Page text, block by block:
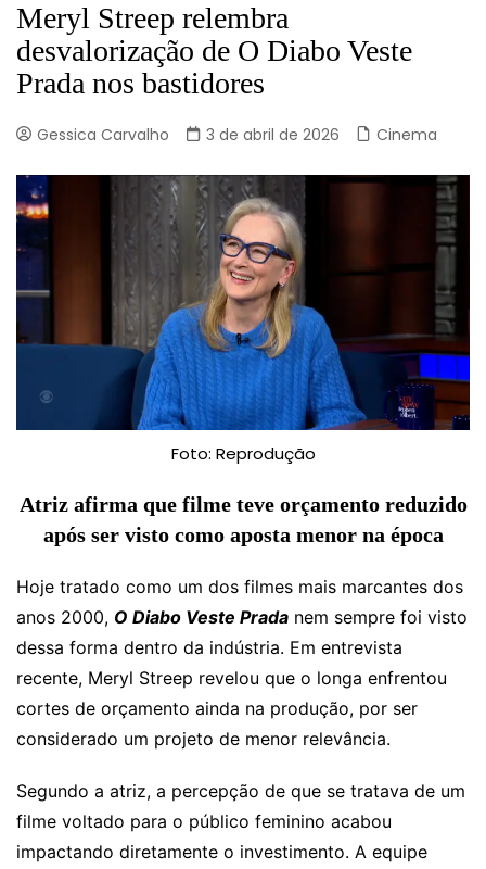
Meryl Streep relembra
desvalorização de O Diabo Veste
Prada nos bastidores
Gessica Carvalho 3 de abril de 2026 Cinema
Foto: Reprodução
Atriz afirma que filme teve orçamento reduzido
após ser visto como aposta menor na época
Hoje tratado como um dos filmes mais marcantes dos
anos 2000, O Diabo Veste Prada nem sempre foi visto
dessa forma dentro da indústria. Em entrevista
recente, Meryl Streep revelou que o longa enfrentou
cortes de orçamento ainda na produção, por ser
considerado um projeto de menor relevância.
Segundo a atriz, a percepção de que se tratava de um
filme voltado para o público feminino acabou
impactando diretamente o investimento. A equipe